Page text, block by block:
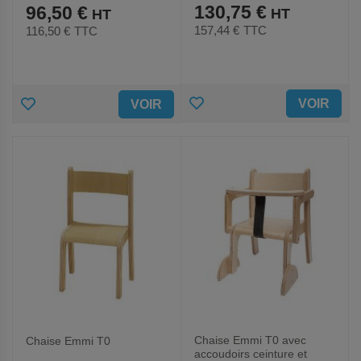
96,50 €
116,50 € TTC
AJOUTER VOIR
130,75 €
157,44 € TTC
AJOUTER VOIR
Chaise Emmi T0
Chaise Emmi T0 avec
accoudoirs ceinture et